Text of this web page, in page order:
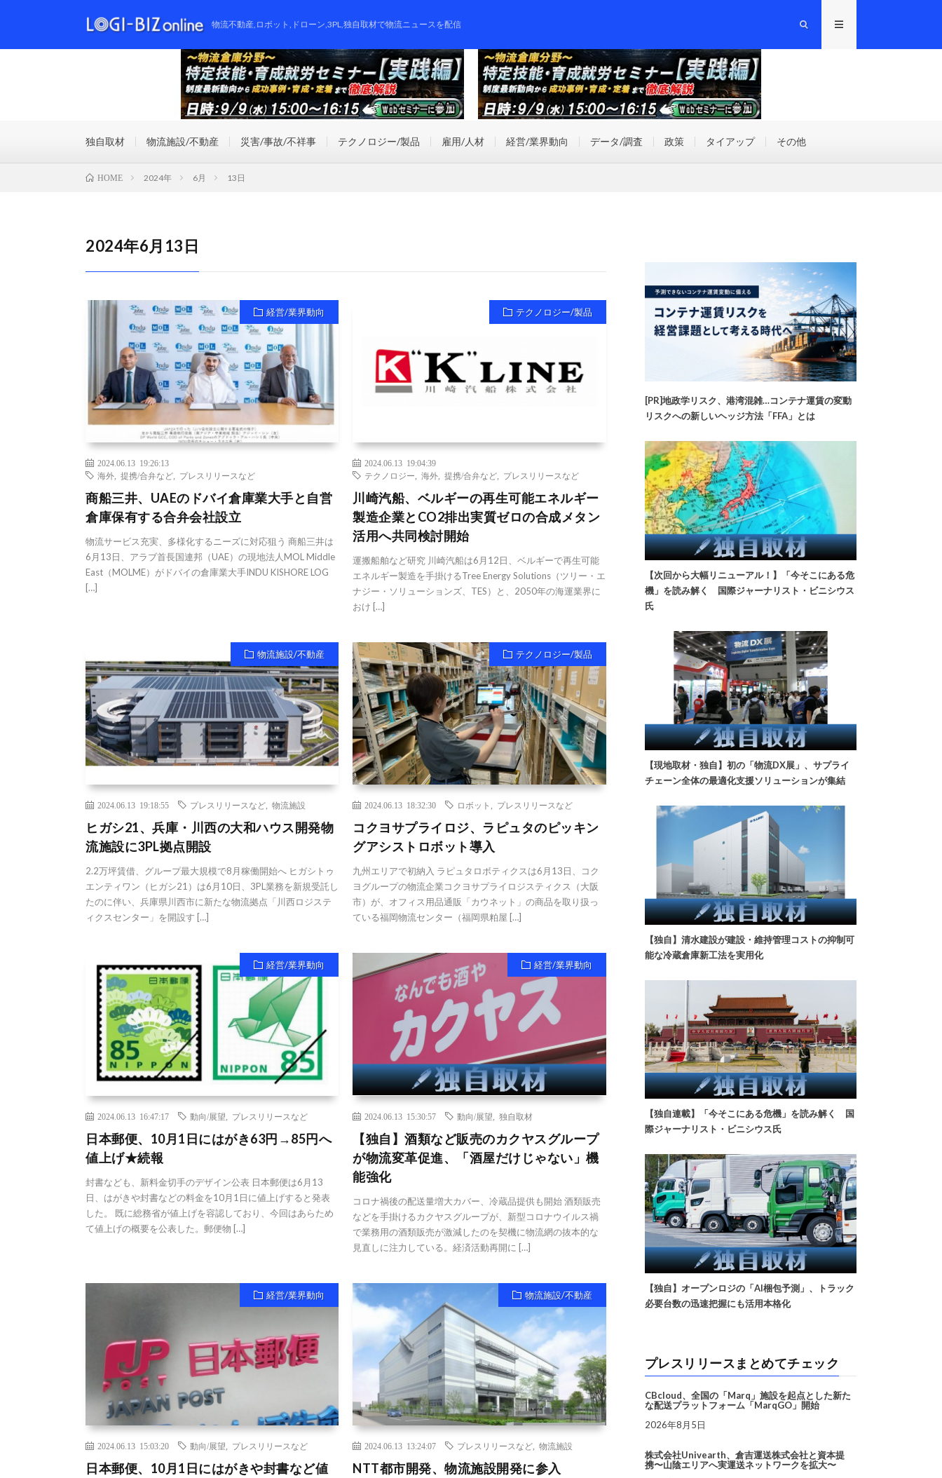
物流不動産,ロボット,ドローン,3PL,独自取材で物流ニュースを配信
独自取材 物流施設/不動産 災害/事故/不祥事 テクノロジー/製品 雇用/人材 経営/業界動向 データ/調査 政策 タイアップ その他
HOME 2024年 6月 13日
2024年6月13日
経営/業界動向
2024.06.13 19:26:13
海外
提携/合弁など プレスリリースなど
商船三井、UAEのドバイ倉庫業大手と自営
倉庫保有する合弁会社設立
物流サービス充実、多様化するニーズに対応狙う 商船三井は
6月13日、アラブ首長国連邦（UAE）の現地法人MOL Middle
East（MOLME）がドバイの倉庫業大手INDU KISHORE LOG
[…]
テクノロジー/製品
2024.06.13 19:04:39
テクノロジー
,海外 ,提携/合弁など プレスリリースなど
川崎汽船、ベルギーの再生可能エネルギー
製造企業とCO2排出実質ゼロの合成メタン
活用へ共同検討開始
運搬船舶など研究 川崎汽船は6月12日、ベルギーで再生可能
エネルギー製造を手掛けるTree Energy Solutions（ツリー・エ
ナジー・ソリューションズ、TES）と、2050年の海運業界に
おけ […]
物流施設/不動産
2024.06.13 19:18:55 プレスリリースなど 物流施設
ヒガシ21、兵庫・川西の大和ハウス開発物
流施設に3PL拠点開設
2.2万坪賃借、グループ最大規模で8月稼働開始へ ヒガシトゥ
エンティワン（ヒガシ21）は6月10日、3PL業務を新規受託し
たのに伴い、兵庫県川西市に新たな物流拠点「川西ロジステ
ィクスセンター」を開設す […]
テクノロジー/製品
2024.06.13 18:32:30 ロボット プレスリリースなど
コクヨサプライロジ、ラピュタのピッキン
グアシストロボット導入
九州エリアで初納入 ラピュタロボティクスは6月13日、コク
ヨグループの物流企業コクヨサプライロジスティクス（大阪
市）が、オフィス用品通販「カウネット」の商品を取り扱っ
ている福岡物流センター（福岡県粕屋 […]
経営/業界動向
2024.06.13 16:47:17 動向/展望 プレスリリースなど
日本郵便、10月1日にはがき63円→85円へ
値上げ★続報
封書なども、新料金切手のデザイン公表 日本郵便は6月13
日、はがきや封書などの料金を10月1日に値上げすると発表
した。 既に総務省が値上げを容認しており、今回はあらため
て値上げの概要を公表した。郵便物 […]
経営/業界動向
2024.06.13 15:30:57 動向/展望 ,独自取材
【独自】酒類など販売のカクヤスグループ
が物流変革促進、「酒屋だけじゃない」機
能強化
コロナ禍後の配送量増大カバー、冷蔵品提供も開始 酒類販売
などを手掛けるカクヤスグループが、新型コロナウイルス禍
で業務用の酒類販売が激減したのを契機に物流網の抜本的な
見直しに注力している。経済活動再開に […]
経営/業界動向
2024.06.13 15:03:20 動向/展望 プレスリリースなど
日本郵便、10月1日にはがきや封書など値
物流施設/不動産
2024.06.13 13:24:07 プレスリリースなど ,物流施設
NTT都市開発、物流施設開発に参入
[PR]地政学リスク、港湾混雑…コンテナ運賃の変動
リスクへの新しいヘッジ方法「FFA」とは
【次回から大幅リニューアル！】「今そこにある危
機」を読み解く 国際ジャーナリスト・ビニシウス
氏
【現地取材・独自】初の「物流DX展」、サプライ
チェーン全体の最適化支援ソリューションが集結
【独自】清水建設が建設・維持管理コストの抑制可
能な冷蔵倉庫新工法を実用化
【独自連載】「今そこにある危機」を読み解く 国
際ジャーナリスト・ビニシウス氏
【独自】オープンロジの「AI梱包予測」、トラック
必要台数の迅速把握にも活用本格化
プレスリリースまとめてチェック
CBcloud、全国の「Marq」施設を起点とした新た
な配送プラットフォーム「MarqGO」開始
2026年8月5日
株式会社Univearth、倉吉運送株式会社と資本提
携〜山陰エリアへ実運送ネットワークを拡大〜